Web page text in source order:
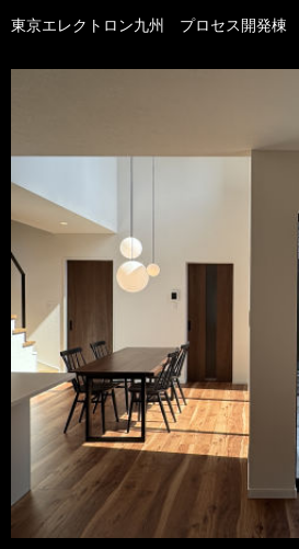
東京エレクトロン九州 プロセス開発棟